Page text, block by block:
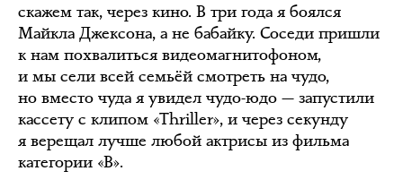
скажем так, через кино. В три года я боялся
Майкла Джексона, а не бабайку. Соседи пришли
к нам похвалиться видеомагнитофоном,
и мы сели всей семьёй смотреть на чудо,
но вместо чуда я увидел чудо-юдо — запустили
кассету с клипом «Thriller», и через секунду
я верещал лучше любой актрисы из фильма
категории «B».